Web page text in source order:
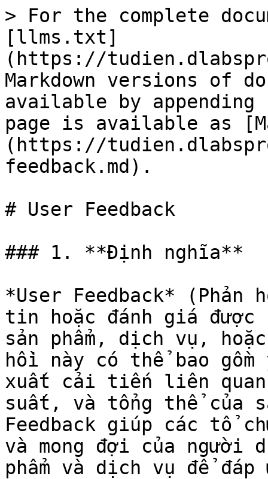
> For the complete
[llms.txt]
(https://
Markdown versions of
available by
page is available as
(https://
feedback.md).
# User Feedback
### 1. **Định nghĩa**
*User Feedback*
tin hoặc đánh giá được
sản phẩm, dịch vụ,
hồi này có thể bao
xuất cải tiến liên
suất, và tổng thể của
Feedback giúp các tổ
và mong đợi của
phẩm và dịch vụ để